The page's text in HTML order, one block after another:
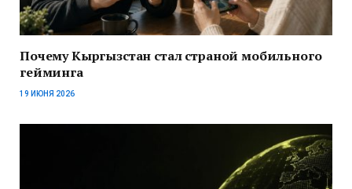
Почему Кыргызстан стал страной мобильного
гейминга
19 ИЮНЯ 2026